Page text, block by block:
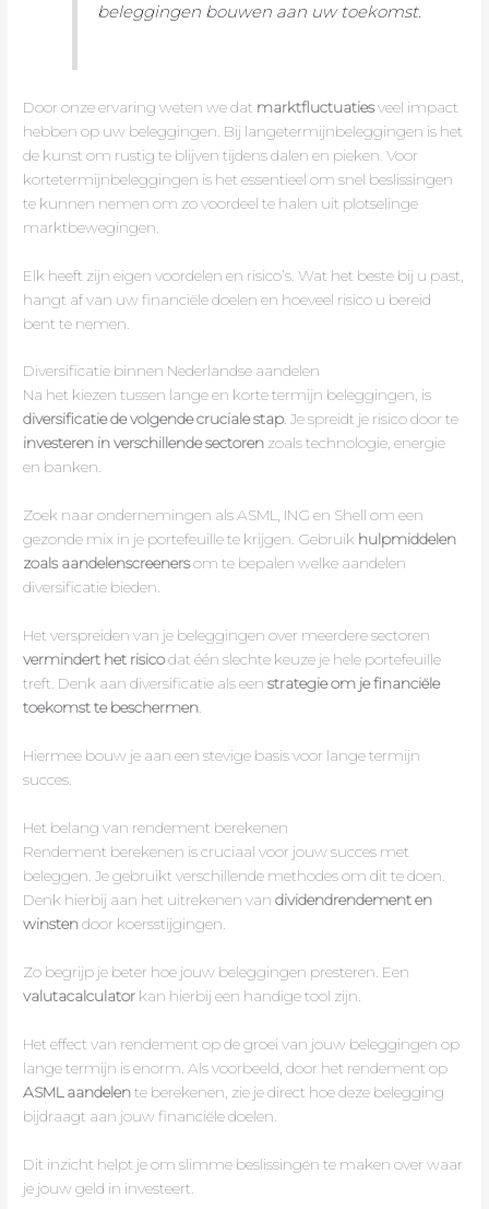
beleggingen bouwen aan uw toekomst.
Door onze ervaring weten we dat marktfluctuatiesveel impact
hebben op uw beleggingen. Bij langetermijnbeleggingen is het
de kunst om rustig te blijven tijdens dalen en pieken. Voor
kortetermijnbeleggingen is het essentieel om snel beslissingen
te kunnen nemen om zo voordeel te halen uit plotselinge
marktbewegingen.
Elk heeft zijn eigen voordelen en risico’s. Wat het beste bij u past,
hangt af van uw financiële doelen en hoeveel risico u bereid
bent te nemen.
Diversificatie binnen Nederlandse aandelen
Na het kiezen tussen lange en korte termijn beleggingen, is
diversificatie de volgende cruciale stap. Je spreidt je risico door te
investeren in verschillende sectoren zoals technologie, energie
en banken.
Zoek naar ondernemingen als ASML, ING en Shell om een
gezonde mix in je portefeuille te krijgen. Gebruik hulpmiddelen
zoals aandelenscreenersom te bepalen welke aandelen
diversificatie bieden.
Het verspreiden van je beleggingen over meerdere sectoren
vermindert het risicodat één slechte keuze je hele portefeuille
treft. Denk aan diversificatie als eenstrategie om je financiële
toekomst te beschermen.
Hiermee bouw je aan een stevige basis voor lange termijn
succes.
Het belang van rendement berekenen
Rendement berekenen is cruciaal voor jouw succes met
beleggen. Je gebruikt verschillende methodes om dit te doen.
Denk hierbij aan het uitrekenen vandividendrendement en
winstendoor koersstijgingen.
Zo begrijp je beter hoe jouw beleggingen presteren. Een
valutacalculator kan hierbij een handige tool zijn.
Het effect van rendement op de groei van jouw beleggingen op
lange termijn is enorm. Als voorbeeld, door het rendement op
ASML aandelente berekenen, zie je direct hoe deze belegging
bijdraagt aan jouw financiële doelen.
Dit inzicht helpt je om slimme beslissingen te maken over waar
je jouw geld in investeert.